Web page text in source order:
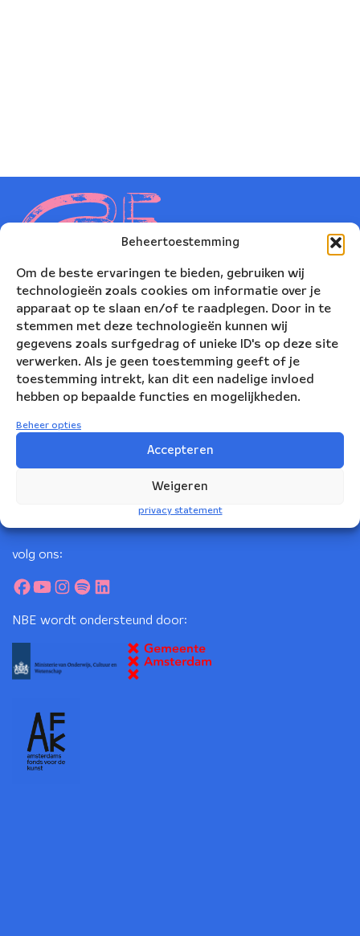
Beheertoestemming
Om de beste ervaringen te bieden, gebruiken wij
technologieën zoals cookies om informatie over je
apparaat op te slaan en/of te raadplegen. Door in te
stemmen met deze technologieën kunnen wij
gegevens zoals surfgedrag of unieke ID's op deze site
verwerken. Als je geen toestemming geeft of je
toestemming intrekt, kan dit een nadelige invloed
hebben op bepaalde functies en mogelijkheden.
Beheer opties
Accepteren
Weigeren
privacy statement
Nederlands Blazers Ensemble
Korte Leidsedwarsstraat 12
volg ons:
NBE wordt ondersteund door: